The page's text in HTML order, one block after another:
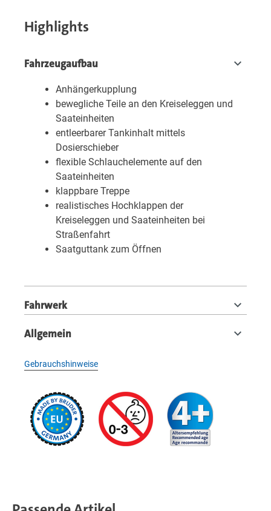
Highlights
Fahrzeugaufbau
Anhängerkupplung
bewegliche Teile an den Kreiseleggen und
Saateinheiten
entleerbarer Tankinhalt mittels
Dosierschieber
flexible Schlauchelemente auf den
Saateinheiten
klappbare Treppe
realistisches Hochklappen der
Kreiseleggen und Saateinheiten bei
Straßenfahrt
Saatguttank zum Öffnen
Fahrwerk
Allgemein
Gebrauchshinweise